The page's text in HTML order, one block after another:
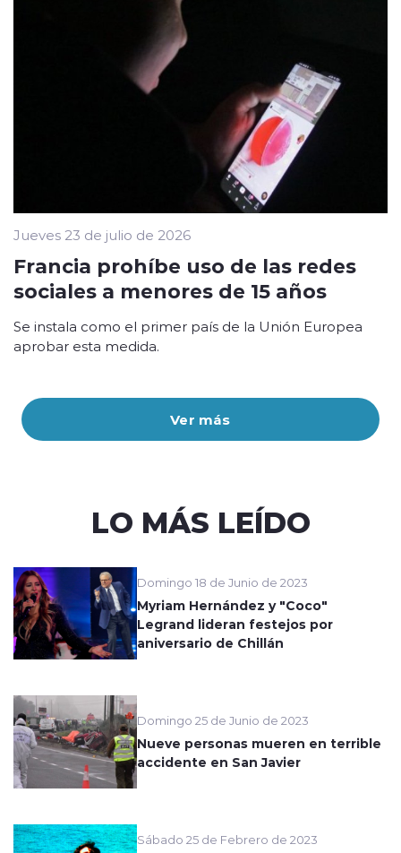
Ver más
Jueves 23 de julio de 2026
Francia prohíbe uso de las redes
sociales a menores de 15 años
Se instala como el primer país de la Unión Europea
aprobar esta medida.
LO MÁS LEÍDO
Domingo 18 de Junio de 2023
Myriam Hernández y "Coco"
Legrand lideran festejos por
aniversario de Chillán
Domingo 25 de Junio de 2023
Nueve personas mueren en terrible
accidente en San Javier
Sábado 25 de Febrero de 2023